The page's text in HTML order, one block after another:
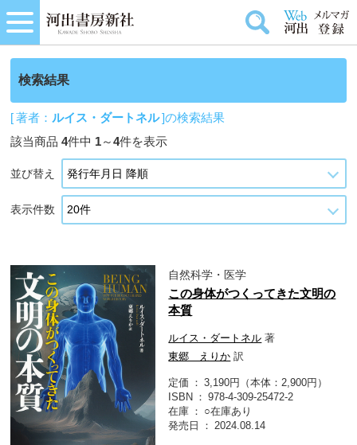
検索結果
[ 著者： ルイス・ダートネル]の検索結果
該当商品4件中 1～4件を表示
並び替え
表示件数
自然科学・医学
この身体がつくってきた文明の
本質
ルイス・ダートネル 著
東郷 えりか 訳
定価
3,190円（本体：2,900円）
ISBN
978-4-309-25472-2
在庫
○在庫あり
発売日
2024.08.14